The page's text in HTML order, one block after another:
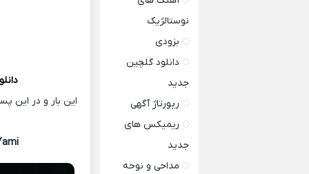
این بار و در این
نوستالژیک
بزودی
دانلود گلچین
جدید
رپورتاژ آگهی
ریمیکس های
جدید
مداحی و نوحه